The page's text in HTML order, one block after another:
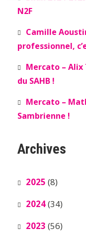
N2F
Camille
professionnel,
Mercato –
du SAHB !
Mercato –
Sambrienne !
Archives
2025 (8)
2024(34)
2023 (56)